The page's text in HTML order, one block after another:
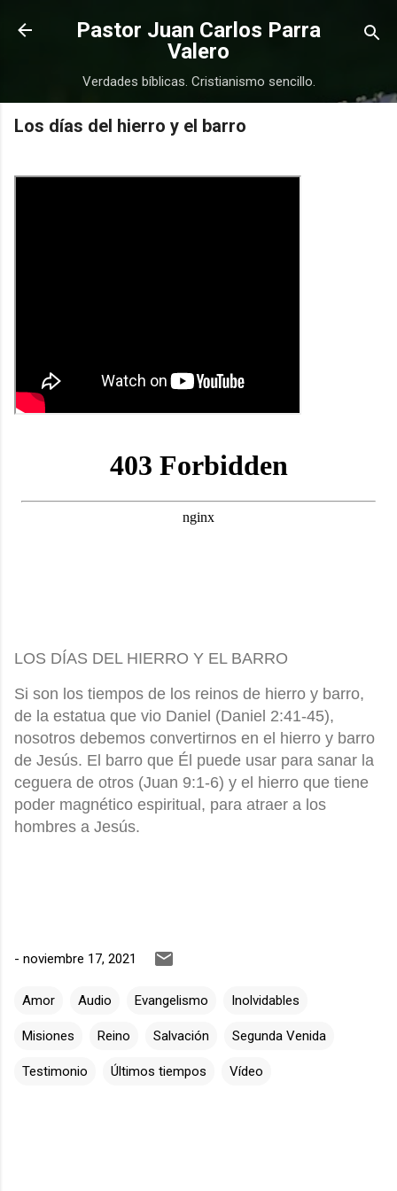
Ir al contenido principal
Pastor Juan Carlos Parra
Valero
Verdades bíblicas. Cristianismo sencillo.
Los días del hierro y el barro
LOS DÍAS DEL HIERRO Y EL BARRO
Si son los tiempos de los reinos de hierro y barro,
de la estatua que vio Daniel (Daniel 2:41-45),
nosotros debemos convertirnos en el hierro y barro
de Jesús. El barro que Él puede usar para sanar la
ceguera de otros (Juan 9:1-6) y el hierro que tiene
poder magnético espiritual, para atraer a los
hombres a Jesús.
- noviembre 17, 2021
Amor Audio Evangelismo Inolvidables
Misiones Reino Salvación Segunda Venida
Testimonio Últimos tiempos Vídeo